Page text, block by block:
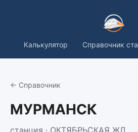
Калькулятор Справочник
← Справочник
МУРМАНСК
станция · ОКТЯБРЬСКАЯ ЖД